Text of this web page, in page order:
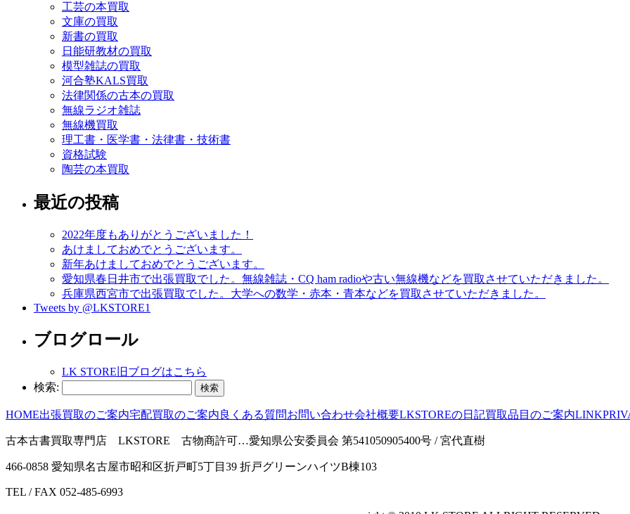
工芸の本買取
文庫の買取
新書の買取
日能研教材の買取
模型雑誌の買取
河合塾KALS買取
法律関係の古本の買取
無線ラジオ雑誌
無線機買取
理工書・医学書・法律書・技術書
資格試験
陶芸の本買取
最近の投稿
2022年度もありがとうございました！
あけましておめでとうございます。
新年あけましておめでとうございます。
愛知県春日井市で出張買取でした。無線雑誌・CQ ham radioや古い無線機などを買取させていただきました。
兵庫県西宮市で出張買取でした。大学への数学・赤本・青本などを買取させていただきました。
Tweets by @LKSTORE1
ブログロール
LK STORE旧ブログはこちら
検索:
HOME出張買取のご案内宅配買取のご案内良くある質問お問い合わせ会社概要LKSTOREの日記買取品目のご案内LINK
古本古書買取専門店 LKSTORE 古物商許可…愛知県公安委員会 第541050905400号 / 宮代直樹
466-0858 愛知県名古屋市昭和区折戸町5丁目39 折戸グリーンハイツB棟103
TEL / FAX 052-485-6993